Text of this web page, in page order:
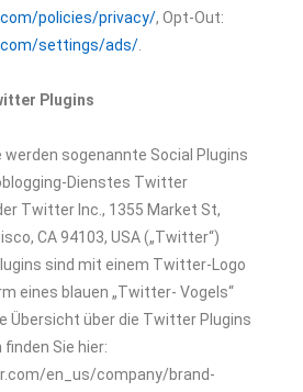
policies/privacy/, Opt-Out:
settings/ads/
Plugins
sogenannte Social Plugins
Dienstes Twitter
Twitter Inc., 1355 Market St,
CA 94103, USA („Twitter“)
sind mit einem Twitter-Logo
eines blauen „Twitter- Vogels“
Übersicht über die Twitter Plugins
Sie hier:
en_us/company/brand-